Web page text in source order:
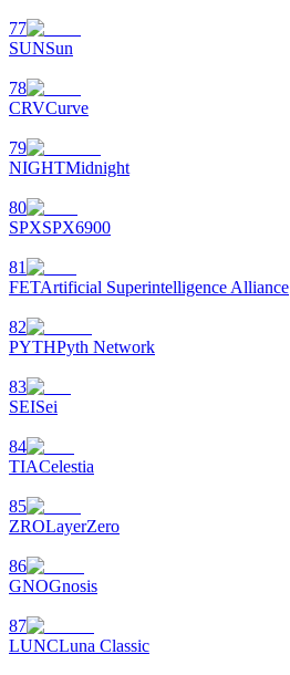
77
SUNSun
78
CRVCurve
79
NIGHTMidnight
80
SPXSPX6900
81
FETArtificial Superintelligence Alliance
82
PYTHPyth Network
83
SEISei
84
TIACelestia
85
ZROLayerZero
86
GNOGnosis
87
LUNCLuna Classic